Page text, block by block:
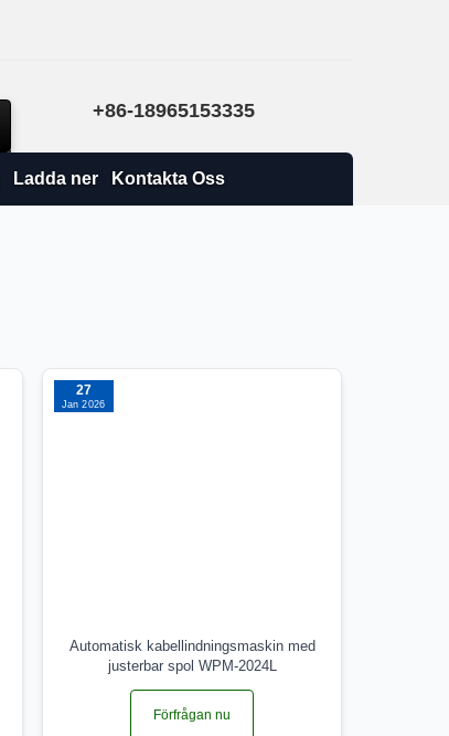
+86-18965153335
Ladda ner Kontakta Oss
27
Jan 2026
Automatisk kabellindningsmaskin med
justerbar spol WPM-2024L
Förfrågan nu